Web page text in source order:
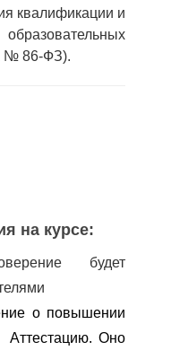
квалификации и
№ 86-ФЗ).
на курсе:
будет
о повышении
Аттестацию. Оно